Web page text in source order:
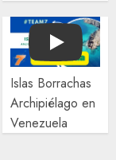
Play
Islas Borrachas
Archipiélago en
Venezuela